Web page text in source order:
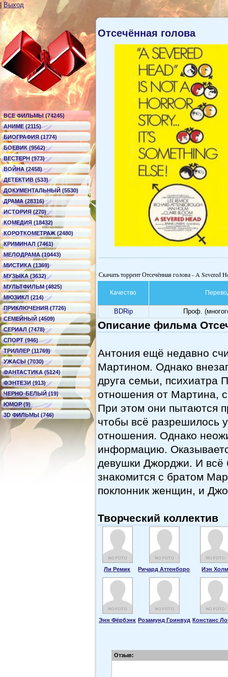
Выход
ВСЕ ФИЛЬМЫ (74245)
АНИМЕ (2115)
БИОГРАФИЯ (1774)
БОЕВИК (9562)
ВЕСТЕРН (973)
ВОЙНА (2458)
ДЕТЕКТИВ (533)
ДОКУМЕНТАЛЬНЫЙ (5530)
ДРАМА (28316)
ИСТОРИЯ (270)
КОМЕДИЯ (18432)
КОРОТКОМЕТРАЖ (2480)
КРИМИНАЛ (7461)
МЕЛОДРАМА (10443)
МИСТИКА (1369)
МУЗЫКА (3632)
МУЛЬТФИЛЬМ (4825)
МЮЗИКЛ (214)
ПРИКЛЮЧЕНИЯ (7726)
СЕМЕЙНЫЙ (4509)
СЕРИАЛ (7478)
СПОРТ (946)
ТРИЛЛЕР (11769)
УЖАСЫ (7030)
ФАНТАСТИКА (5124)
ФЭНТЕЗИ (913)
ЧЕРНО-БЕЛЫЙ (19)
ЮМОР (9)
3D ФИЛЬМЫ (746)
Отсечённая голова
Скачать торрент Отсечённая голова - A Severed
Качество
BDRip Проф.
Описание фильма
Антония ещё недавно
Мартином. Однако
друга семьи,
отношения от Мартина,
При этом они пытаются
чтобы всё разрешилось
отношения. Однако
информацию.
девушки Джорджи. И всё
знакомится с братом
поклонник женщин, и
Творческий коллектив
Ли Ремик Ричард Аттенборо Иэн
Энн Фёрбэнк Розамунд Гринвуд Констанс
Отзыв: